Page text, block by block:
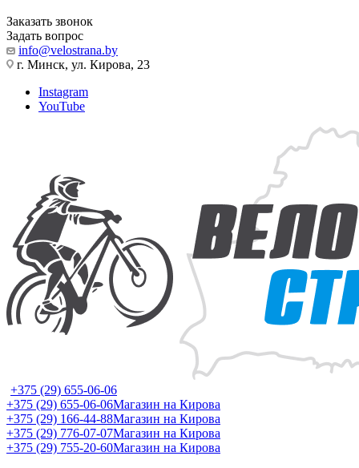
Заказать звонок
Задать вопрос
info@velostrana.by
г. Минск, ул. Кирова, 23
Instagram
YouTube
+375 (29) 655-06-06
+375 (29) 655-06-06Магазин на Кирова
+375 (29) 166-44-88Магазин на Кирова
+375 (29) 776-07-07Магазин на Кирова
+375 (29) 755-20-60Магазин на Кирова